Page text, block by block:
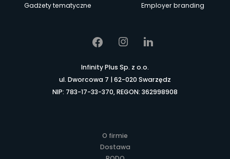
Gadżety tematyczne
Employer branding
Infinity Plus Sp. z o.o.
ul. Dworcowa 7 | 62-020 Swarzędz
NIP: 783-17-33-370, REGON: 362998908
O firmie
Dostawa